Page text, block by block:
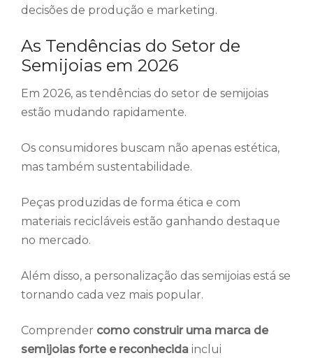
decisões de produção e marketing.
As Tendências do Setor de
Semijoias em 2026
Em 2026, as tendências do setor de semijoias
estão mudando rapidamente.
Os consumidores buscam não apenas estética,
mas também sustentabilidade.
Peças produzidas de forma ética e com
materiais recicláveis estão ganhando destaque
no mercado.
Além disso, a personalização das semijoias está se
tornando cada vez mais popular.
Comprender como construir uma marca de
semijoias forte e reconhecida inclui